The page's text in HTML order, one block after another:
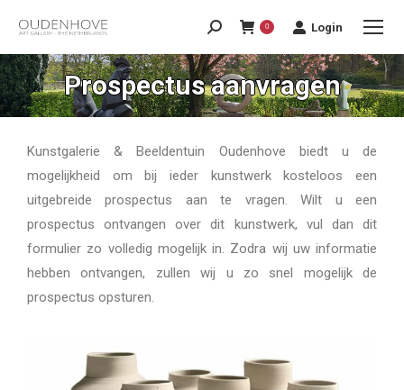
0 Login
Prospectus aanvragen
Kunstgalerie & Beeldentuin Oudenhove biedt u de
mogelijkheid om bij ieder kunstwerk kosteloos een
uitgebreide prospectus aan te vragen. Wilt u een
prospectus ontvangen over dit kunstwerk, vul dan dit
formulier zo volledig mogelijk in. Zodra wij uw informatie
hebben ontvangen, zullen wij u zo snel mogelijk de
prospectus opsturen.